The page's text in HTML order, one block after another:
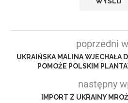
poprzedni
UKRAIŃSKA MALINA WJECHAŁA
POMOŻE POLSKIM
następny
IMPORT Z UKRAINY